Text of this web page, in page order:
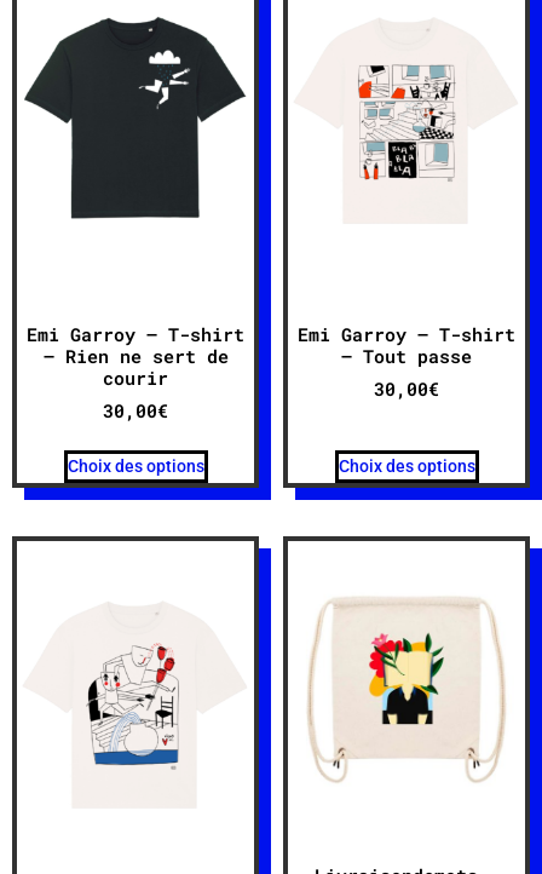
Emi Garroy – T-shirt
– Rien ne sert de
courir
30,00€
Choix des options
Emi Garroy – T-shirt
– Tout passe
30,00€
Choix des options